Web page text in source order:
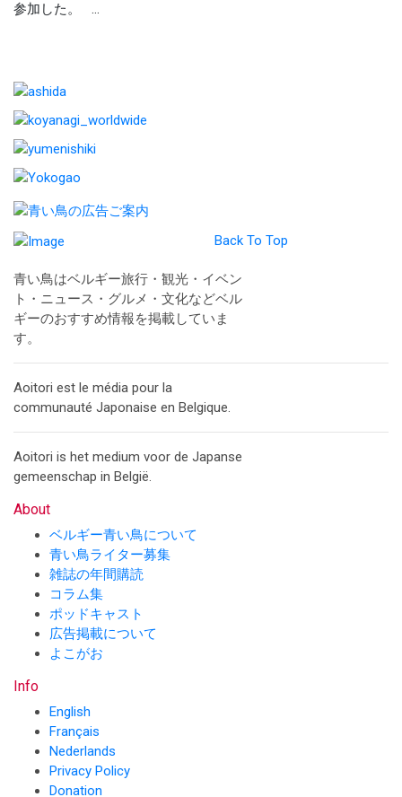
参加した。 ...
Back To Top
青い鳥はベルギー旅行・観光・イベン
ト・ニュース・グルメ・文化などベル
ギーのおすすめ情報を掲載していま
す。
Aoitori est le média pour la
communauté Japonaise en Belgique.
Aoitori is het medium voor de Japanse
gemeenschap in België.
About
ベルギー青い鳥について
青い鳥ライター募集
雑誌の年間購読
コラム集
ポッドキャスト
広告掲載について
よこがお
Info
English
Français
Nederlands
Privacy Policy
Donation